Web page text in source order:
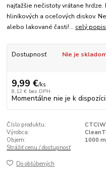
najťažšie nečistoty vrátane
hliníkových a oceľových diskov.
alebo lakované časti!... celý popis
Dostupnosť Nie je
9,99 €/ks
8,12 € bez DPH
Momentálne nie je k dispozícii
Číslo produktu:
Výrobca:
Objem:
1000
Strážiť cenu / dostupnosť
Do obľúbených